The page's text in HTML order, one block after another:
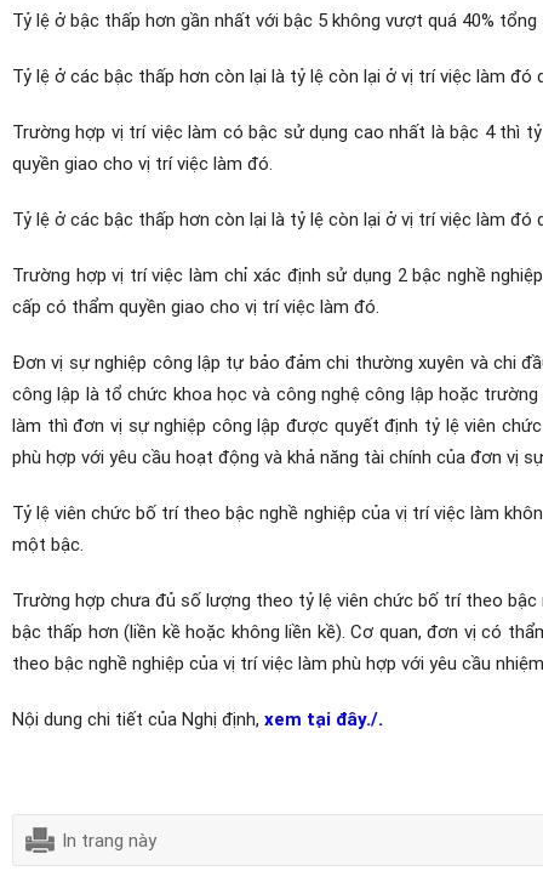
Tỷ lệ ở bậc thấp hơn gần nhất với bậc 5 không vượt quá 40%
Tỷ lệ ở các bậc thấp hơn còn lại là tỷ lệ còn lại ở vị trí việc làm
Trường hợp vị trí việc làm có bậc sử dụng cao nhất là bậc 4 thì
quyền giao cho vị trí việc làm đó.
Tỷ lệ ở các bậc thấp hơn còn lại là tỷ lệ còn lại ở vị trí việc làm
Trường hợp vị trí việc làm chỉ xác định sử dụng 2 bậc nghề
cấp có thẩm quyền giao cho vị trí việc làm đó.
Đơn vị sự nghiệp công lập tự bảo đảm chi thường xuyên và chi
công lập là tổ chức khoa học và công nghệ công lập hoặc
làm thì đơn vị sự nghiệp công lập được quyết định tỷ lệ viên
phù hợp với yêu cầu hoạt động và khả năng tài chính của đơn vị
Tỷ lệ viên chức bố trí theo bậc nghề nghiệp của vị trí việc làm
một bậc.
Trường hợp chưa đủ số lượng theo tỷ lệ viên chức bố trí theo
bậc thấp hơn (liền kề hoặc không liền kề). Cơ quan, đơn vị có
theo bậc nghề nghiệp của vị trí việc làm phù hợp với yêu cầu
Nội dung chi tiết của Nghị định, xem tại đây./.
In trang này